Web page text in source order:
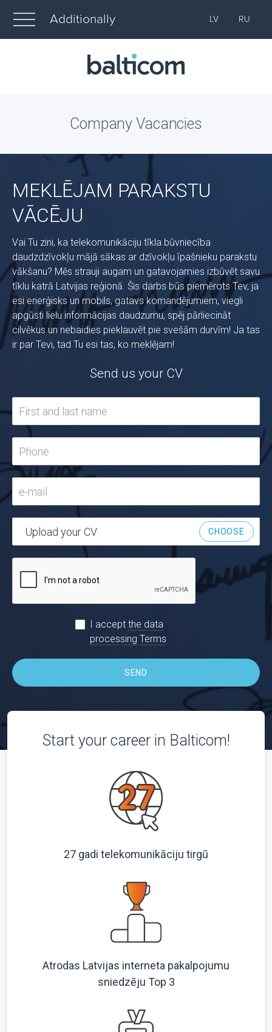
Additionally LV RU
Company Vacancies
MEKLĒJAM PARAKSTU
VĀCĒJU
Vai Tu zini, ka telekomunikāciju tīkla būvniecība
daudzdzīvokļu mājā sākas ar dzīvokļu īpašnieku parakstu
vākšanu? Mēs strauji augam un gatavojamies izbūvēt savu
tīklu katrā Latvijas reģionā. Šis darbs būs piemērots Tev, ja
esi enerģisks un mobils, gatavs komandējumiem, viegli
apgūsti lielu informācijas daudzumu, spēj pārliecināt
cilvēkus un nebaidies pieklauvēt pie svešām durvīm! Ja tas
ir par Tevi, tad Tu esi tas, ko meklējam!
Send us your CV
CHOOSE
Upload your CV
I accept the data
processing Terms
SEND
Start your career in Balticom!
27 gadi telekomunikāciju tirgū
Atrodas Latvijas interneta pakalpojumu
sniedzēju Top 3